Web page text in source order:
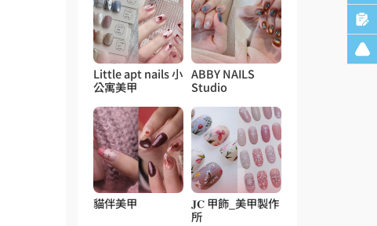
Little apt nails 小
公寓美甲
ABBY NAILS
Studio
貓伴美甲
𝐉𝐂 甲飾_美甲製作
所